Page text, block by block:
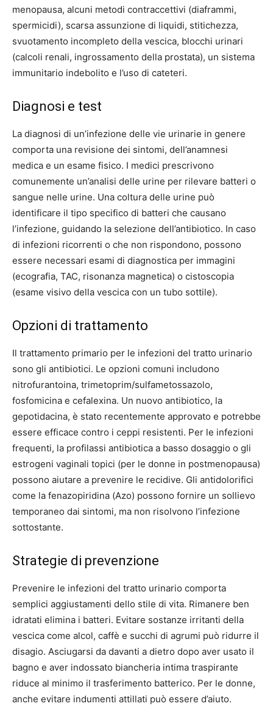
menopausa, alcuni metodi contraccettivi (diaframmi,
spermicidi), scarsa assunzione di liquidi, stitichezza,
svuotamento incompleto della vescica, blocchi urinari
(calcoli renali, ingrossamento della prostata), un sistema
immunitario indebolito e l’uso di cateteri.
Diagnosi e test
La diagnosi di un’infezione delle vie urinarie in genere
comporta una revisione dei sintomi, dell’anamnesi
medica e un esame fisico. I medici prescrivono
comunemente un’analisi delle urine per rilevare batteri o
sangue nelle urine. Una coltura delle urine può
identificare il tipo specifico di batteri che causano
l’infezione, guidando la selezione dell’antibiotico. In caso
di infezioni ricorrenti o che non rispondono, possono
essere necessari esami di diagnostica per immagini
(ecografia, TAC, risonanza magnetica) o cistoscopia
(esame visivo della vescica con un tubo sottile).
Opzioni di trattamento
Il trattamento primario per le infezioni del tratto urinario
sono gli antibiotici. Le opzioni comuni includono
nitrofurantoina, trimetoprim/sulfametossazolo,
fosfomicina e cefalexina. Un nuovo antibiotico, la
gepotidacina, è stato recentemente approvato e potrebbe
essere efficace contro i ceppi resistenti. Per le infezioni
frequenti, la profilassi antibiotica a basso dosaggio o gli
estrogeni vaginali topici (per le donne in postmenopausa)
possono aiutare a prevenire le recidive. Gli antidolorifici
come la fenazopiridina (Azo) possono fornire un sollievo
temporaneo dai sintomi, ma non risolvono l’infezione
sottostante.
Strategie di prevenzione
Prevenire le infezioni del tratto urinario comporta
semplici aggiustamenti dello stile di vita. Rimanere ben
idratati elimina i batteri. Evitare sostanze irritanti della
vescica come alcol, caffè e succhi di agrumi può ridurre il
disagio. Asciugarsi da davanti a dietro dopo aver usato il
bagno e aver indossato biancheria intima traspirante
riduce al minimo il trasferimento batterico. Per le donne,
anche evitare indumenti attillati può essere d’aiuto.